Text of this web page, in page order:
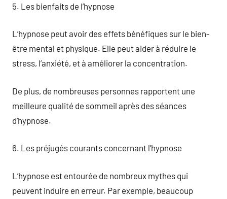
5. Les bienfaits de l’hypnose
L’hypnose peut avoir des effets bénéfiques sur le bien-
être mental et physique. Elle peut aider à réduire le
stress, l’anxiété, et à améliorer la concentration.
De plus, de nombreuses personnes rapportent une
meilleure qualité de sommeil après des séances
d’hypnose.
6. Les préjugés courants concernant l’hypnose
L’hypnose est entourée de nombreux mythes qui
peuvent induire en erreur. Par exemple, beaucoup